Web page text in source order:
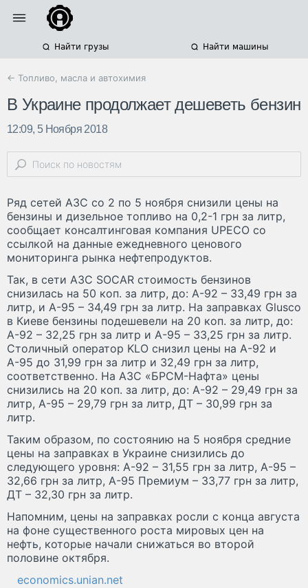
Найти грузы Найти машины
← Топливо, масла и автохимия
В Украине продолжает дешеветь бензин
12:09, 5 Ноября 2018
Ряд сетей АЗС со 2 по 5 ноября снизили цены на
бензины и дизельное топливо на 0,2-1 грн за литр,
сообщает консалтинговая компания UPECO со
ссылкой на данные ежедневного ценового
мониторинга рынка нефтепродуктов.
Так, в сети АЗС SOCAR стоимость бензинов
снизилась на 50 коп. за литр, до: А-92 – 33,49 грн за
литр, и А-95 – 34,49 грн за литр. На заправках Glusco
в Киеве бензины подешевели на 20 коп. за литр, до:
А-92 – 32,25 грн за литр и А-95 – 33,25 грн за литр.
Столичный оператор KLO снизил цены на А-92 и
А-95 до 31,99 грн за литр и 32,49 грн за литр,
соответственно. На АЗС «БРСМ-Нафта» цены
снизились на 20 коп. за литр, до: А-92 – 29,49 грн за
литр, А-95 – 29,79 грн за литр, ДТ – 30,99 грн за
литр.
Таким образом, по состоянию на 5 ноября средние
цены на заправках в Украине снизились до
следующего уровня: А-92 – 31,55 грн за литр, А-95 –
32,66 грн за литр, А-95 Премиум – 33,77 грн за литр,
ДТ – 32,30 грн за литр.
Напомним, цены на заправках росли с конца августа
на фоне существенного роста мировых цен на
нефть, которые начали снижаться во второй
половине октября.
economics.unian.net